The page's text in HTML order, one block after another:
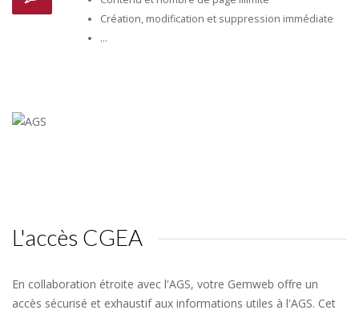
Création, modification et suppression immédiate
...
L'accès CGEA
En collaboration étroite avec l'AGS, votre Gemweb offre un
accès sécurisé et exhaustif aux informations utiles à l'AGS. Cet